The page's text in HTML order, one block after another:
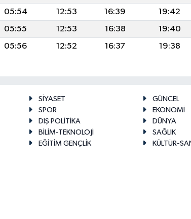
05:54 12:53 16:39 19:42
05:55 12:53 16:38 19:40
05:56 12:52 16:37 19:38
SİYASET
GÜNCEL
SPOR
EKONOMİ
DIŞ POLİTİKA
DÜNYA
BİLİM-TEKNOLOJİ
SAĞLIK
EĞİTİM GENÇLİK
KÜLTÜR-